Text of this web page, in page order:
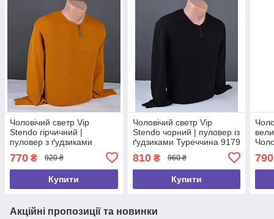
Чоловічий светр Vip
Stendo гірчичний |
пуловер з ґудзиками
770 ₴ 920 ₴
Купити
Чоловічий светр Vip
Stendo чорний | пуловер із
ґудзиками Туреччина 9179
810₴ 960 ₴
Купити
790
Акційні пропозиції та новинки